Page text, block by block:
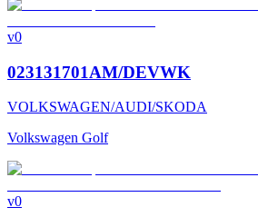
v0
023131701AM/DEVWK
VOLKSWAGEN/AUDI/SKODA
Volkswagen Golf
v0